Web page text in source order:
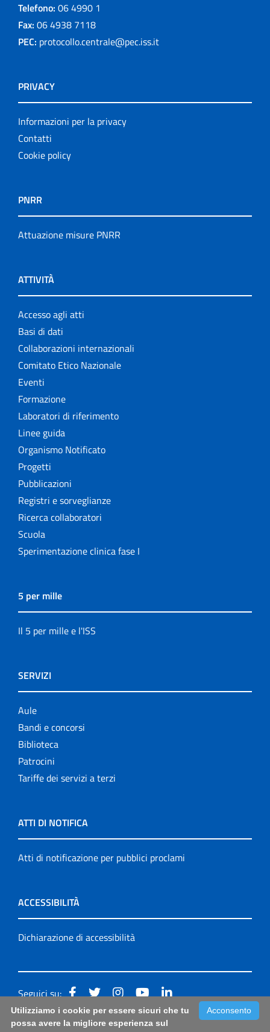
Telefono: 06 4990 1
Fax: 06 4938 7118
PEC: protocollo.centrale@pec.iss.it
PRIVACY
Informazioni per la privacy
Contatti
Cookie policy
PNRR
Attuazione misure PNRR
ATTIVITÀ
Accesso agli atti
Basi di dati
Collaborazioni internazionali
Comitato Etico Nazionale
Eventi
Formazione
Laboratori di riferimento
Linee guida
Organismo Notificato
Progetti
Pubblicazioni
Registri e sorveglianze
Ricerca collaboratori
Scuola
Sperimentazione clinica fase I
5 per mille
Il 5 per mille e l'ISS
SERVIZI
Aule
Bandi e concorsi
Biblioteca
Patrocini
Tariffe dei servizi a terzi
ATTI DI NOTIFICA
Atti di notificazione per pubblici proclami
ACCESSIBILITÀ
Dichiarazione di accessibilità
Seguici su:
Accessibilità: form di segnalazione di prima istanza per
Acconsento
Utilizziamo i cookie per essere sicuri che tu
possa avere la migliore esperienza sul